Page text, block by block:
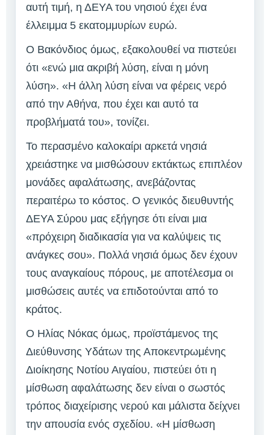
αυτή τιμή, η ΔΕΥΑ του νησιού έχει ένα
έλλειμμα 5 εκατομμυρίων ευρώ.
Ο Βακόνδιος όμως, εξακολουθεί να πιστεύει
ότι «ενώ μια ακριβή λύση, είναι η μόνη
λύση». «Η άλλη λύση είναι να φέρεις νερό
από την Αθήνα, που έχει και αυτό τα
προβλήματά του», τονίζει.
Το περασμένο καλοκαίρι αρκετά νησιά
χρειάστηκε να μισθώσουν εκτάκτως επιπλέον
μονάδες αφαλάτωσης, ανεβάζοντας
περαιτέρω το κόστος. Ο γενικός διευθυντής
ΔΕΥΑ Σύρου μας εξήγησε ότι είναι μια
«πρόχειρη διαδικασία για να καλύψεις τις
ανάγκες σου». Πολλά νησιά όμως δεν έχουν
τους αναγκαίους πόρους, με αποτέλεσμα οι
μισθώσεις αυτές να επιδοτούνται από το
κράτος.
Ο Ηλίας Νόκας όμως, προϊστάμενος της
Διεύθυνσης Υδάτων της Αποκεντρωμένης
Διοίκησης Νοτίου Αιγαίου, πιστεύει ότι η
μίσθωση αφαλάτωσης δεν είναι ο σωστός
τρόπος διαχείρισης νερού και μάλιστα δείχνει
την απουσία ενός σχεδίου. «Η μίσθωση